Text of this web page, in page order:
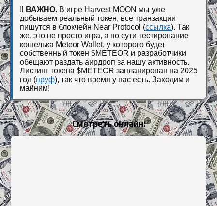
‼️ ВАЖНО. В игре Harvest MOON мы уже
добываем реальный токен, все транзакции
пишутся в блокчейн Near Protocol (ссылка). Так
же, это не просто игра, а по сути тестирование
кошелька Meteor Wallet, у которого будет
собственный токен $METEOR и разработчики
обещают раздать аирдроп за нашу активность.
Листинг токена $METEOR запланирован на 2025
год (пруф), так что время у нас есть. Заходим и
майним!
Смотреть онлайн: